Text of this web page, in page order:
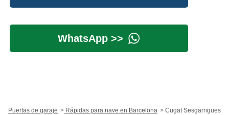
WhatsApp >>
Puertas de garaje Rápidas para nave en Barcelona Cugat Sesgarrigues